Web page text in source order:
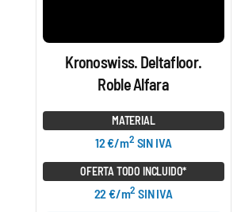
Kronoswiss. Deltafloor.
Roble Alfara
MATERIAL
12 €/m2 SIN IVA
OFERTA TODO INCLUIDO*
22 €/m2 SIN IVA